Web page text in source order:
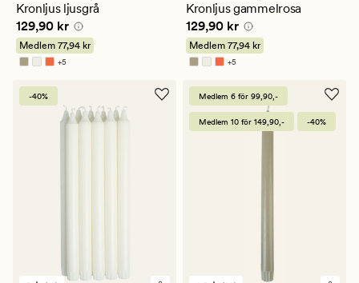
genomsnittligt
betyg
på
4.5
Kronljus ljusgrå
Pris 129,90 kr
129,90 kr
Medlem 77,94 kr
+5
Finns i fler färger
genomsnittligt
betyg
på
4.5
Kronljus gammelrosa
Pris 129,90 kr
129,90 kr
Medlem 77,94 kr
+5
Finns i fler färger
-40% Medlem 6 för 99,90,-
Medlem 10 för 149,90,- -40%